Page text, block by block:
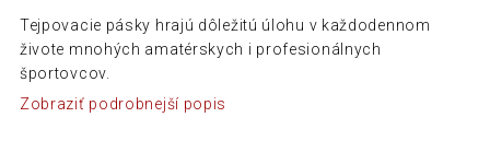
Tejpovacie pásky hrajú dôležitú úlohu v každodennom
živote mnohých amatérskych i profesionálnych
športovcov.
Zobraziť podrobnejší popis